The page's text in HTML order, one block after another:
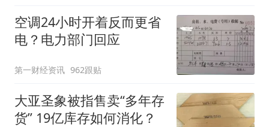
空调24小时开着反而更省
电？电力部门回应
第一财经资讯 962跟贴
大亚圣象被指售卖“多年存
货” 19亿库存如何消化？